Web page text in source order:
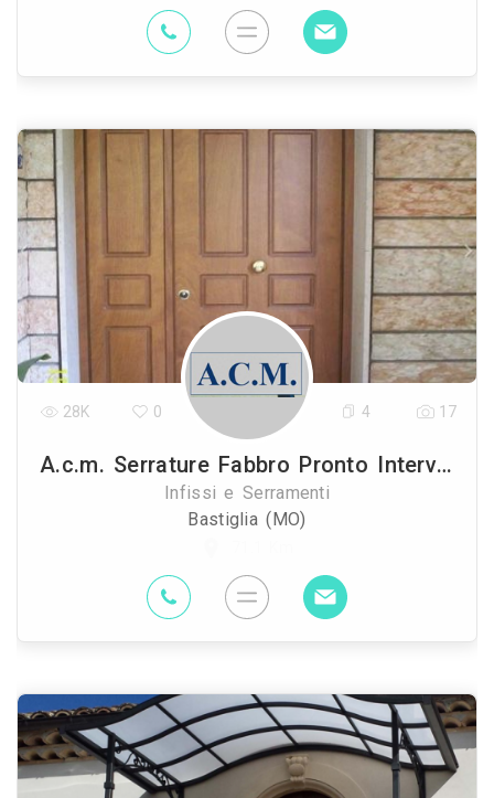
A.c.m. Serrature Fabbro Pronto Intervento
Infissi e Serramenti
Bastiglia (MO)
28K 0 4 17